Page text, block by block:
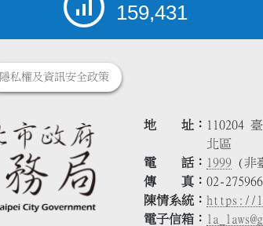
159,431
隱私權及資訊安全政策
地 址
110204
北區
電 話
1999 (非
傳 真
02-
陳情系統
https://
電子信箱